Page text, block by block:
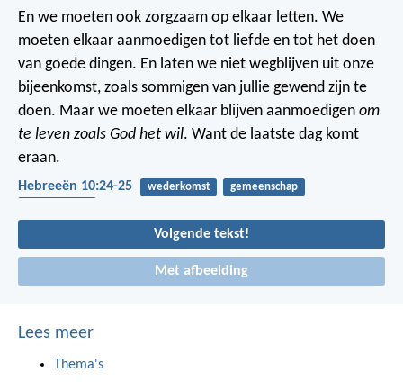
En we moeten ook zorgzaam op elkaar letten. We
moeten elkaar aanmoedigen tot liefde en tot het doen
van goede dingen. En laten we niet wegblijven uit onze
bijeenkomst, zoals sommigen van jullie gewend zijn te
doen. Maar we moeten elkaar blijven aanmoedigen om
te leven zoals God het wil. Want de laatste dag komt
eraan.
Hebreeën 10:24-25 wederkomst
gemeenschap
Volgende tekst!
Met afbeelding
Lees meer
Thema's